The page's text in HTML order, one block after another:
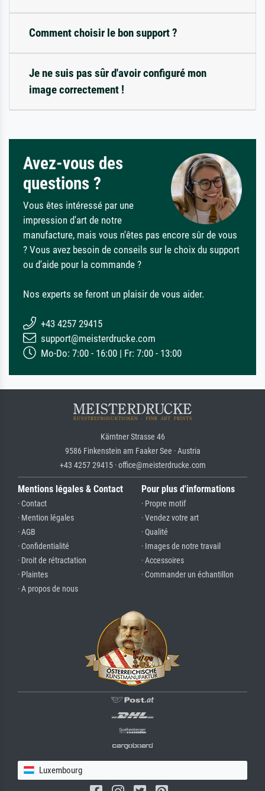
Comment choisir le bon support ?
Je ne suis pas sûr d'avoir configuré mon
image correctement !
Avez-vous des
questions ?
Vous êtes intéressé par une
impression d'art de notre
manufacture, mais vous n'êtes pas encore sûr de vous
? Vous avez besoin de conseils sur le choix du support
ou d'aide pour la commande ?
Nos experts se feront un plaisir de vous aider.
+43 4257 29415
support@meisterdrucke.com
Mo-Do: 7:00 - 16:00 | Fr: 7:00 - 13:00
Kärntner Strasse 46
9586 Finkenstein am Faaker See · Austria
+43 4257 29415 · office@meisterdrucke.com
Mentions légales & Contact
· Contact
· Mention légales
· AGB
· Confidentialité
· Droit de rétractation
· Plaintes
· A propos de nous
Pour plus d'informations
· Propre motif
· Vendez votre art
· Qualité
· Images de notre travail
· Accessoires
· Commander un échantillon
Luxembourg